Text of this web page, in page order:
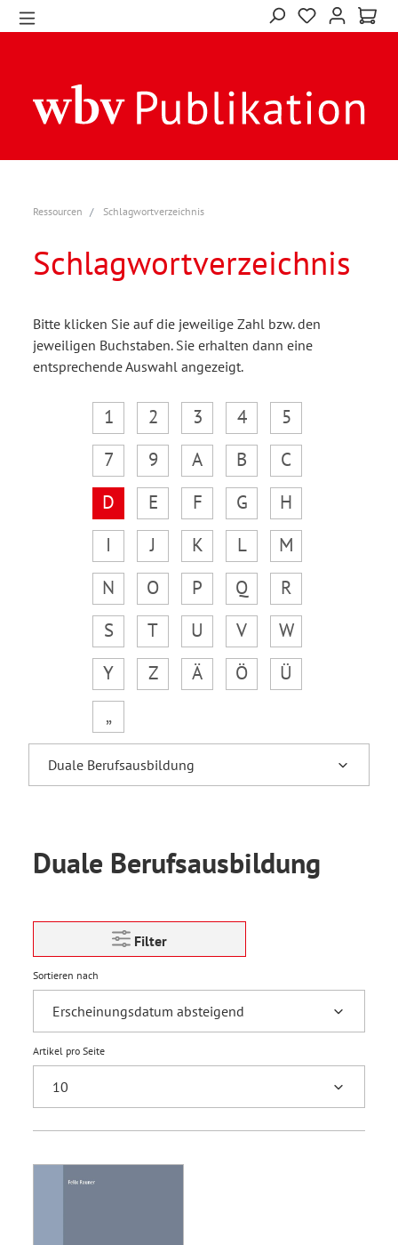
Ressourcen Schlagwortverzeichnis
Schlagwortverzeichnis
Bitte klicken Sie auf die jeweilige Zahl bzw. den
jeweiligen Buchstaben. Sie erhalten dann eine
entsprechende Auswahl angezeigt.
1 2 3 4
5
7
9 A B
C
D
E F G
H
I
J K L
M
N
O P Q
R
S
T U V
W
Y
Z Ä Ö
Ü
„
Duale Berufsausbildung
Filter
Sortieren nach
Artikel pro Seite